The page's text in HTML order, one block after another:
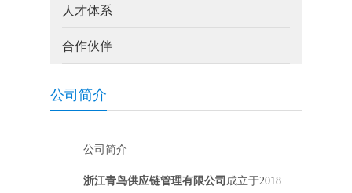
人才体系
合作伙伴
公司简介
公司简介
浙江青鸟供应链管理有限公司 成立于2018